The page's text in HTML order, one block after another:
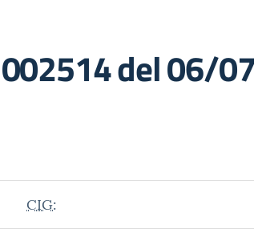
del 06/
CIG: